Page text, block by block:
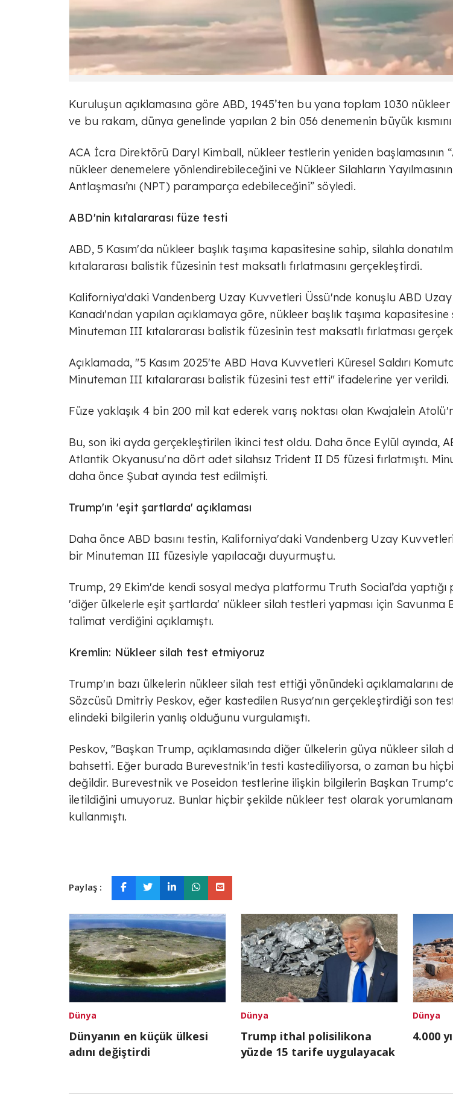
Kuruluşun açıklamasına göre ABD, 1945’ten bu yana toplam 1030
ve bu rakam, dünya genelinde yapılan 2 bin 056 denemenin büyük
ACA İcra Direktörü Daryl Kimball, nükleer testlerin yeniden başlamasının
nükleer denemelere yönlendirebileceğini ve Nükleer Silahların
Antlaşması’nı (NPT) paramparça edebileceğini” söyledi.
ABD'nin kıtalararası füze testi
ABD, 5 Kasım'da nükleer başlık taşıma kapasitesine sahip, silahla
kıtalararası balistik füzesinin test maksatlı fırlatmasını gerçekleştirdi.
Kaliforniya'daki Vandenberg Uzay Kuvvetleri Üssü'nde konuşlu ABD
Kanadı'ndan yapılan açıklamaya göre, nükleer başlık taşıma kapasitesine
Minuteman III kıtalararası balistik füzesinin test maksatlı fırlatması
Açıklamada, "5 Kasım 2025'te ABD Hava Kuvvetleri Küresel Saldırı
Minuteman III kıtalararası balistik füzesini test etti" ifadelerine yer verildi.
Füze yaklaşık 4 bin 200 mil kat ederek varış noktası olan Kwajalein
Bu, son iki ayda gerçekleştirilen ikinci test oldu. Daha önce Eylül ayında,
Atlantik Okyanusu'na dört adet silahsız Trident II D5 füzesi fırlatmıştı.
daha önce Şubat ayında test edilmişti.
Trump'ın 'eşit şartlarda' açıklaması
Daha önce ABD basını testin, Kaliforniya'daki Vandenberg Uzay
bir Minuteman III füzesiyle yapılacağı duyurmuştu.
Trump, 29 Ekim'de kendi sosyal medya platformu Truth Social’da yaptığı
'diğer ülkelerle eşit şartlarda' nükleer silah testleri yapması için Savunma
talimat verdiğini açıklamıştı.
Kremlin: Nükleer silah test etmiyoruz
Trump'ın bazı ülkelerin nükleer silah test ettiği yönündeki açıklamalarını
Sözcüsü Dmitriy Peskov, eğer kastedilen Rusya'nın gerçekleştirdiği son
elindeki bilgilerin yanlış olduğunu vurgulamıştı.
Peskov, "Başkan Trump, açıklamasında diğer ülkelerin güya nükleer silah
bahsetti. Eğer burada Burevestnik'in testi kastediliyorsa, o zaman bu
değildir. Burevestnik ve Poseidon testlerine ilişkin bilgilerin Başkan
iletildiğini umuyoruz. Bunlar hiçbir şekilde nükleer test olarak
kullanmıştı.
Paylaş :
Dünya
Dünyanın en küçük ülkesi
adını değiştirdi
Dünya
Trump ithal polisilikona
yüzde 15 tarife uygulayacak
Dünya
4.000